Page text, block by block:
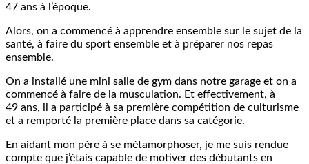
47 ans à l’époque.
Alors, on a commencé à apprendre ensemble sur le sujet de la
santé, à faire du sport ensemble et à préparer nos repas
ensemble.
On a installé une mini salle de gym dans notre garage et on a
commencé à faire de la musculation. Et effectivement, à
49 ans, il a participé à sa première compétition de culturisme
et a remporté la première place dans sa catégorie.
En aidant mon père à se métamorphoser, je me suis rendue
compte que j’étais capable de motiver des débutants en